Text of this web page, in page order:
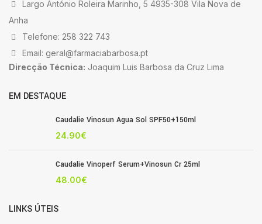
Largo António Roleira Marinho, 5 4935-308 Vila Nova de
Anha
Telefone: 258 322 743
Email: geral@farmaciabarbosa.pt
Direcção Técnica: Joaquim Luis Barbosa da Cruz Lima
EM DESTAQUE
Caudalie Vinosun Agua Sol SPF50+150ml
24.90€
Caudalie Vinoperf Serum+Vinosun Cr 25ml
48.00€
LINKS ÚTEIS